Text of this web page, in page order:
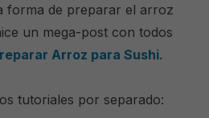
forma de preparar el arroz
un mega-post con todos
Arroz para Sushi.
tutoriales por separado: